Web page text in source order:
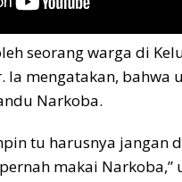
seorang warga di
Ia mengatakan,
Narkoba.
tu harusnya jangan
makai